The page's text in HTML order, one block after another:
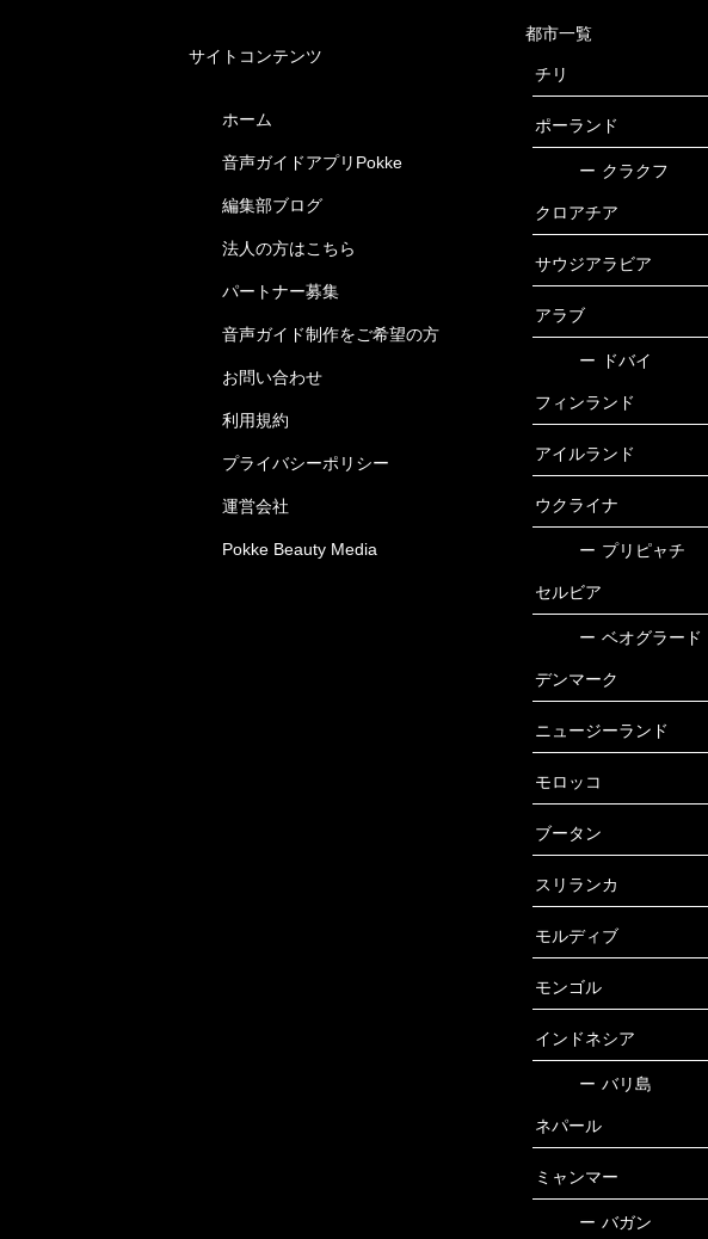
サイトコンテンツ
ホーム
音声ガイドアプリPokke
編集部ブログ
法人の方はこちら
パートナー募集
音声ガイド制作をご希望の方
お問い合わせ
利用規約
プライバシーポリシー
運営会社
Pokke Beauty Media
都市一覧
チリ
ポーランド
ー クラクフ
クロアチア
サウジアラビア
アラブ
ー ドバイ
フィンランド
アイルランド
ウクライナ
ー プリピャチ
セルビア
ー ベオグラード
デンマーク
ニュージーランド
モロッコ
ブータン
スリランカ
モルディブ
モンゴル
インドネシア
ー バリ島
ネパール
ミャンマー
ー バガン